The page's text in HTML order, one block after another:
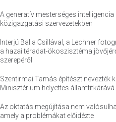
A generatív mesterséges intelligencia
közigazgatási szervezetekben
Interjú Balla Csillával, a Lechner
a hazai téradat-ökoszisztéma
szerepéről
Szentirmai Tamás építészt nevezték
Minisztérium helyettes államtitkárává
Az oktatás megújítása nem
amely a problémákat előidézte